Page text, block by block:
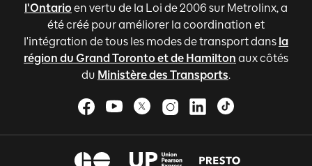
l'Ontario en vertu de la Loi de 2006 sur Metrolinx, a
été créé pour améliorer la coordination et
l'intégration de tous les modes de transport dans la
région du Grand Toronto et de Hamilton aux côtés
du Ministère des Transports.